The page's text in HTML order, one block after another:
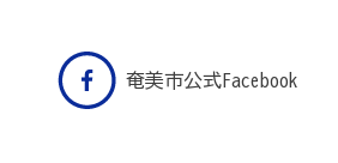
奄美市公式Facebook